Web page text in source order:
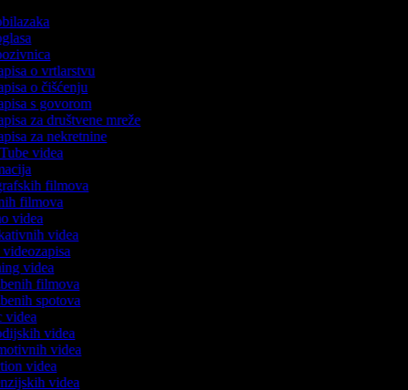
o vrtlarstvu
o čišćenju
s govorom
za društvene mreže
za nekretnine
videa
filmova
filmova
videa
videa
videa
filmova
spotova
videa
videa
videa
videa
videa